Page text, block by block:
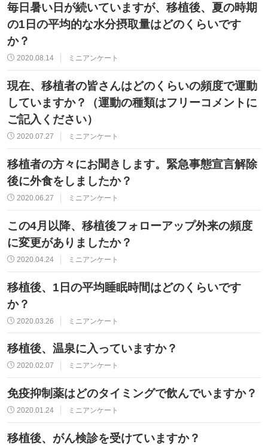
毎日暑い日が続いていますが、移植後、夏の時期
の1日の平均的な水分摂取量はどのくらいです
か？
2020.08.14 ミニアンケート
現在、移植者の皆さんはどのくらいの頻度で運動
していますか？（運動の種類はフリーコメントに
ご記入ください）
2020.07.27 ミニアンケート
移植者の方々にお聞きします。緊急事態宣言解除
後に外食をしましたか？
2020.06.27 ミニアンケート
この4月以降、移植後フォローアップ外来の頻度
に変更がありましたか？
2020.04.24 ミニアンケート
移植後、1日の平均睡眠時間はどのくらいです
か？
2020.03.26 ミニアンケート
移植後、温泉に入っていますか？
2020.02.07 ミニアンケート
免疫抑制薬はどのタイミングで飲んでいますか？
2020.01.24 ミニアンケート
移植後、がん検診を受けていますか？